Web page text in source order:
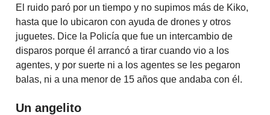
El ruido paró por un tiempo y no supimos más de Kiko,
hasta que lo ubicaron con ayuda de drones y otros
juguetes. Dice la Policía que fue un intercambio de
disparos porque él arrancó a tirar cuando vio a los
agentes, y por suerte ni a los agentes se les pegaron
balas, ni a una menor de 15 años que andaba con él.
Un angelito